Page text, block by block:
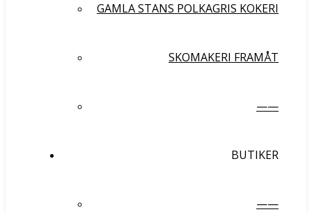
GAMLA STANS POLKAGRIS KOKERI
SKOMAKERI FRAMÅT
——
BUTIKER
——